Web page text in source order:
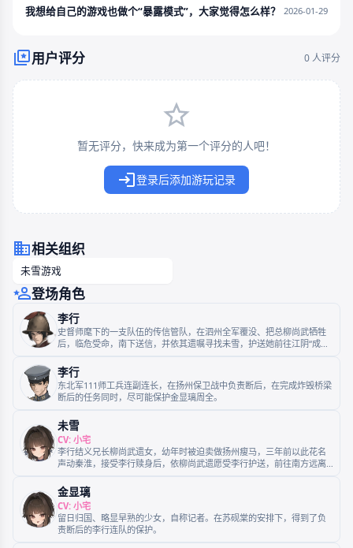
我想给自己的游戏也做个“暴露模式”，大家觉得怎么样？ 2026-01-29
相关组织
未雪游戏
用户评分 0 人评分
暂无评分，快来成为第一个评分的人吧！
登录后添加游玩记录
登场角色
李行
史督师麾下的一支队伍的传信管队，在泗州全军覆没、把总柳尚武牺牲
后，临危受命，南下送信，并依其遗嘱寻找未雪，护送她前往江阴“成
李行
东北军111师工兵连副连长，在扬州保卫战中负责断后，在完成炸毁桥梁
断后的任务同时，尽可能保护金显璃周全。
未雪
CV: 小宅
李行结义兄长柳尚武遗女，幼年时被迫卖做扬州瘦马，三年前以此花名
声动秦淮，接受李行赎身后，依柳尚武遗愿受李行护送，前往南方远离
金显璃
CV: 小宅
留日归国、略显早熟的少女，自称记者。在苏砚棠的安排下，得到了负
责断后的李行连队的保护。